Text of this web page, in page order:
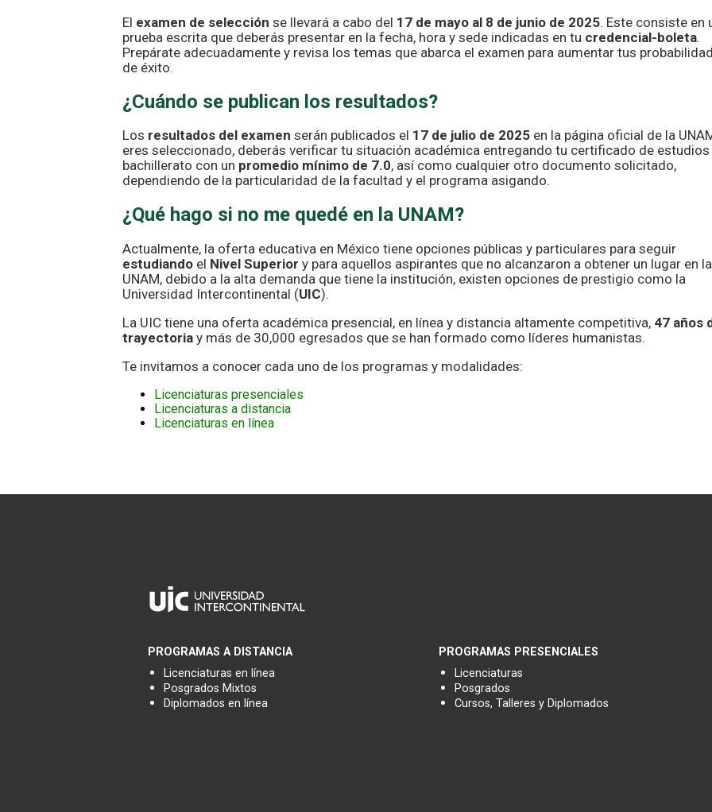
El examen de selección se llevará a cabo del 17 de mayo al 8 de junio de 2025. Este consiste en
prueba escrita que deberás presentar en la fecha, hora y sede indicadas en tu credencial-boleta.
Prepárate adecuadamente y revisa los temas que abarca el examen para aumentar tus
de éxito.
¿Cuándo se publican los resultados?
Los resultados del examen serán publicados el 17 de julio de 2025 en la página oficial de la
eres seleccionado, deberás verificar tu situación académica entregando tu certificado de estudios
bachillerato con un promedio mínimo de 7.0, así como cualquier otro documento solicitado,
dependiendo de la particularidad de la facultad y el programa asigando.
¿Qué hago si no me quedé en la UNAM?
Actualmente, la oferta educativa en México tiene opciones públicas y particulares para seguir
estudiando el Nivel Superior y para aquellos aspirantes que no alcanzaron a obtener un lugar en la
UNAM, debido a la alta demanda que tiene la institución, existen opciones de prestigio como la
Universidad Intercontinental (UIC).
La UIC tiene una oferta académica presencial, en línea y distancia altamente competitiva, 47 años
trayectoria y más de 30,000 egresados que se han formado como líderes humanistas.
Te invitamos a conocer cada uno de los programas y modalidades:
Licenciaturas presenciales
Licenciaturas a distancia
Licenciaturas en línea
PROGRAMAS A DISTANCIA
Licenciaturas en línea
Posgrados Mixtos
Diplomados en línea
PROGRAMAS PRESENCIALES
Licenciaturas
Posgrados
Cursos, Talleres y Diplomados